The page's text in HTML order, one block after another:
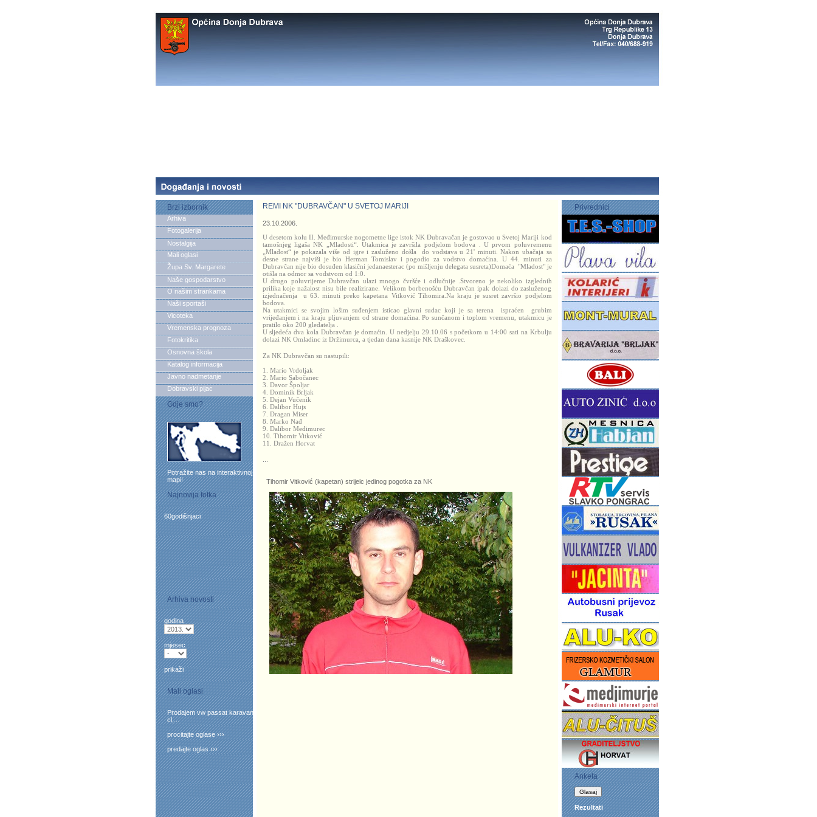
Brzi izbornik
Arhiva
Fotogalerija
Nostalgija
Mali oglasi
Župa Sv. Margarete
Naše gospodarstvo
O našim strankama
Naši sportaši
Vicoteka
Vremenska prognoza
Fotokritika
Osnovna škola
Katalog informacija
Javno nadmetanje
Dobravski pijac
Gdje smo?
Potražite nas na interaktivnoj
mapi!
Najnovija fotka
60godišnjaci
Arhiva novosti
godina
mjesec
prikaži
Mali oglasi
Prodajem vw passat karavan
cl,...
procitajte oglase ›››
predajte oglas ›››
REMI NK "DUBRAVČAN" U SVETOJ MARIJI
23.10.2006.
U desetom kolu II. Međimurske nogometne lige istok NK Dubravačan je gostovao u Svetoj Mariji kod
tamošnjeg ligaša NK „Mladosti“. Utakmica je završila podjelom bodova . U prvom poluvremenu
„Mladost“ je pokazala više od igre i zasluženo došla
do vodstava u 21' minuti.Nakon ubačaja sa
desne strane najviši je bio Herman Tomislav i pogodio za vodstvo domaćina.U 44. minuti za
Dubravčan nije bio dosuđen klasični jedanaesterac (po mišljenju delegata susreta)Domaća "Mladost" je
otišla na odmor sa vodstvom od 1:0.
U drugo poluvrijeme Dubravčan ulazi mnogo čvršće i odlučnije . Stvoreno je nekoliko izglednih
prilika koje nažalost nisu bile realizirane. Velikom borbenošću Dubravčan ipak dolazi do zasluženog
izjednačenja
u 63. minuti preko kapetana Vitković Tihomira. Na kraju je susret završio podjelom
bodova.
Na utakmici se svojim lošim suđenjem isticao glavni sudac koji je sa terena
ispraćen
grubim
vrijeđanjem i na kraju pljuvanjem od strane domaćina. Po sunčanom i toplom vremenu, utakmicu je
pratilo oko 200 gledatelja .
U sljedeća dva kola Dubravčan je domaćin. U nedjelju 29.10.06 s početkom u 14:00 sati na Krbulju
dolazi NK Omladinc iz Držimurca, a tjedan dana kasnije NK Draškovec.
Za NK Dubravčan su nastupili:
1. Mario Vrdoljak
2. Mario Sabočanec
3. Davor Špoljar
4. Dominik Brljak
5. Dejan Vučenik
6. Dalibor Hujs
7. Dragan Miser
8. Marko Nađ
9. Dalibor Međimurec
10. Tihomir Vitković
11. Dražen Horvat
Tihomir Vitković (kapetan) strijelc jedinog pogotka za NK
Privrednici
Anketa
Rezultati